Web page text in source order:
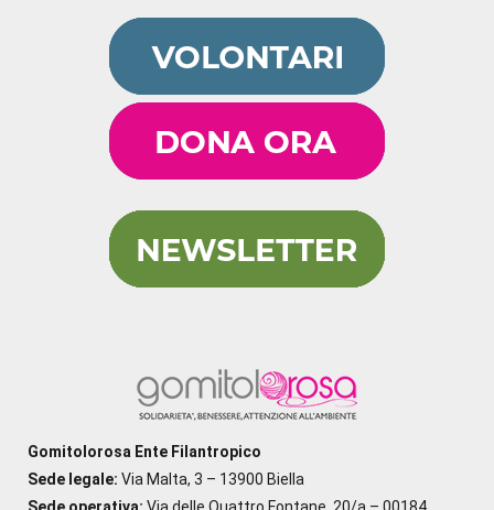
Gomitolorosa Ente Filantropico
Sede legale: Via Malta, 3 – 13900 Biella